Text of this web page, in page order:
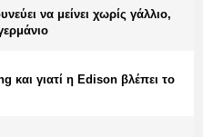
να μείνει χωρίς γάλλιο,
και γιατί η Edison βλέπει το